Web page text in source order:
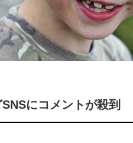
にコメントが殺到